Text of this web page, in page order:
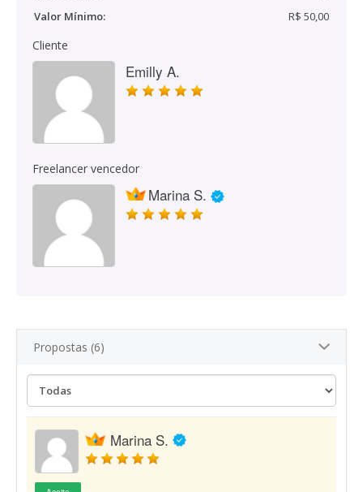
Valor Mínimo:
R$ 50,00
Cliente
Emilly A.
Freelancer vencedor
Marina S.
Propostas (6)
Marina S.